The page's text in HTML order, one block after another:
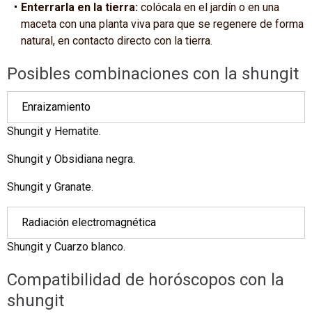
Enterrarla en la tierra: colócala en el jardín o en una
maceta con una planta viva para que se regenere de forma
natural, en contacto directo con la tierra.
Posibles combinaciones con la shungit
Enraizamiento
Shungit y Hematite.
Shungit y Obsidiana negra.
Shungit y Granate.
Radiación electromagnética
Shungit y Cuarzo blanco.
Compatibilidad de horóscopos con la
shungit